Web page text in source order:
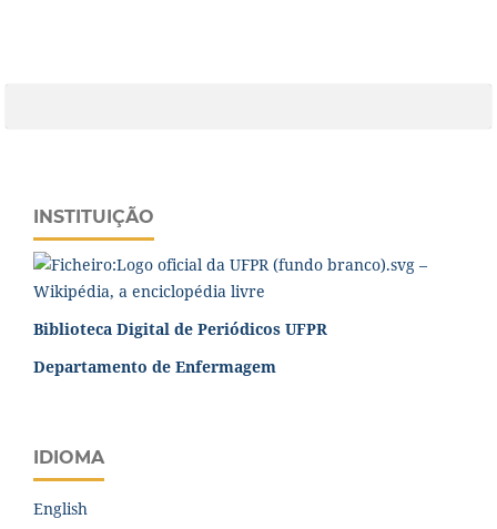
INSTITUIÇÃO
Biblioteca Digital de Periódicos UFPR
Departamento de Enfermagem
IDIOMA
English